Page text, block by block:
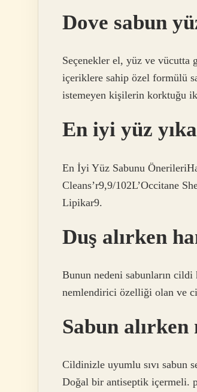
Dove sabun
Seçenekler el, yüz ve vücutta
içeriklere sahip özel formülü
istemeyen kişilerin korktuğu
En iyi yüz
En İyi Yüz Sabunu
Cleans’r9,9/102L’Occitane
Lipikar9.
Duş alırken
Bunun nedeni sabunların
nemlendirici özelliği olan ve
Sabun
Cildinizle uyumlu sıvı sabun
Doğal bir antiseptik içermeli.